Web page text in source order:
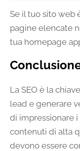
Se il tuo sito web
pagine elencate
tua homepage
La SEO è la
lead e generare
di impressionare
contenuti di alta
devono essere